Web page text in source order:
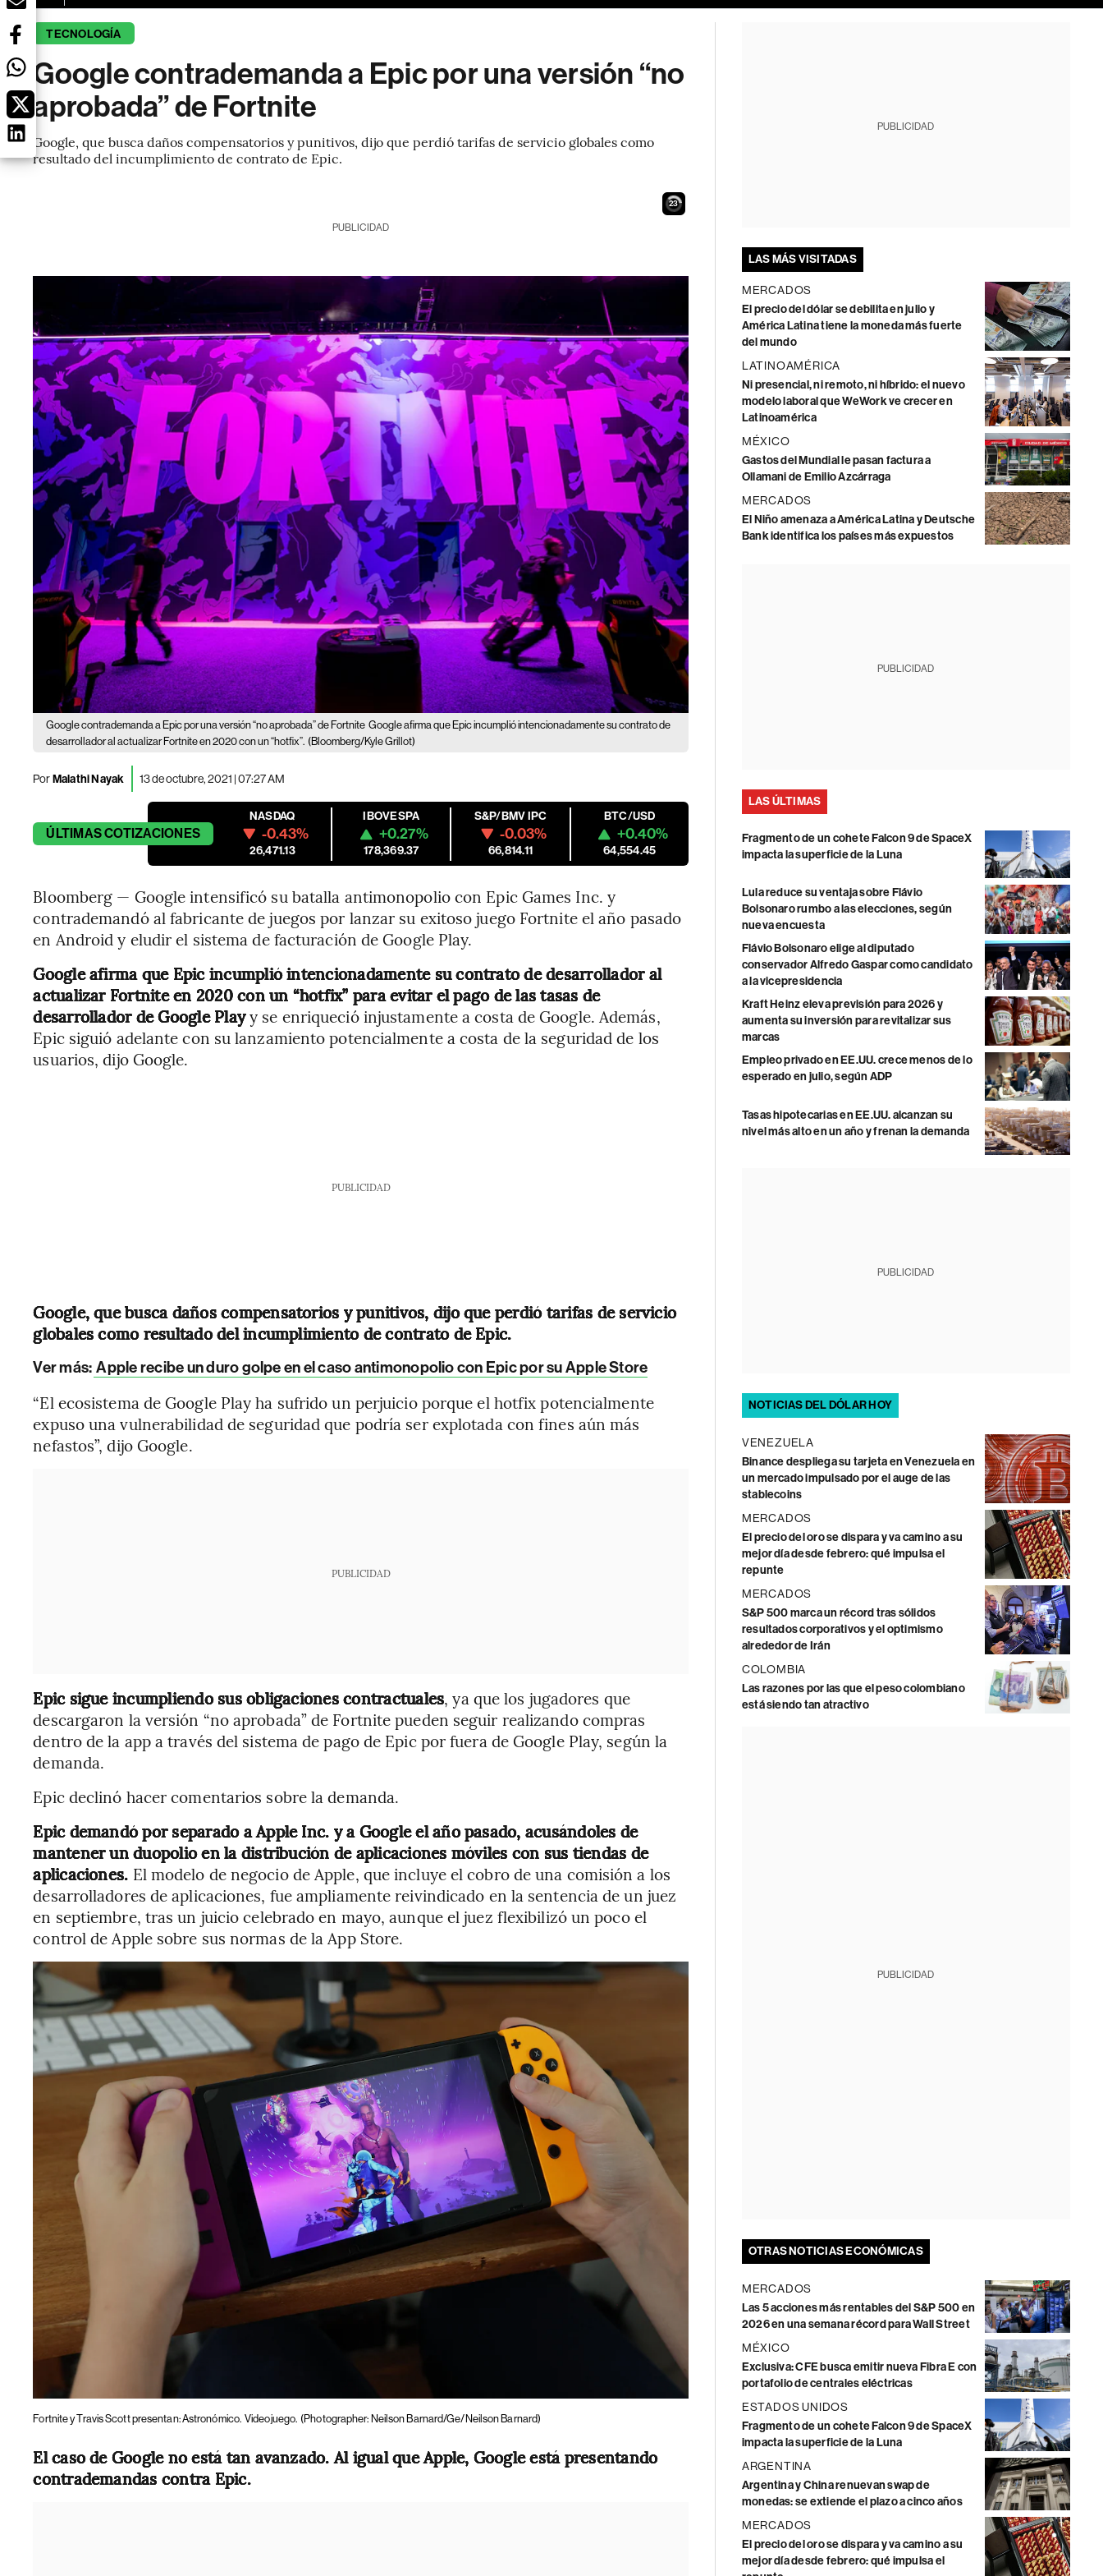
TECNOLOGÍA
Google contrademanda a Epic por una versión “no
aprobada” de Fortnite
Google, que busca daños compensatorios y punitivos, dijo que perdió tarifas de servicio globales como
resultado del incumplimiento de contrato de Epic.
21
PUBLICIDAD
Google contrademanda a Epic por una versión “no aprobada” de Fortnite Google afirma que Epic incumplió intencionadamente su contrato de
desarrollador al actualizar Fortnite en 2020 con un “hotfix”. (Bloomberg/Kyle Grillot)
PorMalathi Nayak 13 de octubre, 2021 | 07:27 AM
ÚLTIMASCOTIZACIONES
NASDAQ
-0.43%
26,471.13
IBOVESPA
+0.27%
178,369.37
S&P/BMV IPC
-0.03%
66,814.11
BTC/USD
+0.40%
64,554.45
Bloomberg — Google intensificó su batalla antimonopolio con Epic Games Inc. y
contrademandó al fabricante de juegos por lanzar su exitoso juego Fortnite el año pasado
en Android y eludir el sistema de facturación de Google Play.
Google afirma que Epic incumplió intencionadamente su contrato de desarrollador al
actualizar Fortnite en 2020 con un “hotfix” para evitar el pago de las tasas de
desarrollador de Google Playy se enriqueció injustamente a costa de Google. Además,
Epic siguió adelante con su lanzamiento potencialmente a costa de la seguridad de los
usuarios, dijo Google.
PUBLICIDAD
Google, que busca daños compensatorios y punitivos, dijo que perdió tarifas de servicio
globales como resultado del incumplimiento de contrato de Epic.
Ver más: Apple recibe un duro golpe en el caso antimonopolio con Epic por su Apple Store
“El ecosistema de Google Play ha sufrido un perjuicio porque el hotfix potencialmente
expuso una vulnerabilidad de seguridad que podría ser explotada con fines aún más
nefastos”, dijo Google.
PUBLICIDAD
Epic sigue incumpliendo sus obligaciones contractuales, ya que los jugadores que
descargaron la versión “no aprobada” de Fortnite pueden seguir realizando compras
dentro de la app a través del sistema de pago de Epic por fuera de Google Play, según la
demanda.
Epic declinó hacer comentarios sobre la demanda.
Epic demandó por separado a Apple Inc. y a Google el año pasado, acusándoles de
mantener un duopolio en la distribución de aplicaciones móviles con sus tiendas de
aplicaciones. El modelo de negocio de Apple, que incluye el cobro de una comisión a los
desarrolladores de aplicaciones, fue ampliamente reivindicado en la sentencia de un juez
en septiembre, tras un juicio celebrado en mayo, aunque el juez flexibilizó un poco el
control de Apple sobre sus normas de la App Store.
Fortnite y Travis Scott presentan: Astronómico. Videojuego. (Photographer: Neilson Barnard/Ge/Neilson Barnard)
El caso de Google no está tan avanzado. Al igual que Apple, Google está presentando
contrademandas contra Epic.
PUBLICIDAD
LAS MÁS VISITADAS
MERCADOS
El precio del dólar se debilita en julio y
América Latina tiene la moneda más fuerte
del mundo
LATINOAMÉRICA
Ni presencial, ni remoto, ni híbrido: el nuevo
modelo laboral que WeWork ve crecer en
Latinoamérica
MÉXICO
Gastos del Mundial le pasan factura a
Ollamani de Emilio Azcárraga
MERCADOS
El Niño amenaza a América Latina y Deutsche
Bank identifica los países más expuestos
PUBLICIDAD
LAS ÚLTIMAS
Fragmento de un cohete Falcon 9 de SpaceX
impacta la superficie de la Luna
Lula reduce su ventaja sobre Flávio
Bolsonaro rumbo a las elecciones, según
nueva encuesta
Flávio Bolsonaro elige al diputado
conservador Alfredo Gaspar como candidato
a la vicepresidencia
Kraft Heinz eleva previsión para 2026 y
aumenta su inversión para revitalizar sus
marcas
Empleo privado en EE.UU. crece menos de lo
esperado en julio, según ADP
Tasas hipotecarias en EE.UU. alcanzan su
nivel más alto en un año y frenan la demanda
PUBLICIDAD
NOTICIAS DEL DÓLAR HOY
VENEZUELA
Binance despliega su tarjeta en Venezuela en
un mercado impulsado por el auge de las
stablecoins
MERCADOS
El precio del oro se dispara y va camino a su
mejor día desde febrero: qué impulsa el
repunte
MERCADOS
S&P 500 marca un récord tras sólidos
resultados corporativos y el optimismo
alrededor de Irán
COLOMBIA
Las razones por las que el peso colombiano
está siendo tan atractivo
PUBLICIDAD
OTRAS NOTICIAS ECONÓMICAS
MERCADOS
Las 5 acciones más rentables del S&P 500 en
2026 en una semana récord para Wall Street
MÉXICO
Exclusiva: CFE busca emitir nueva Fibra E con
portafolio de centrales eléctricas
ESTADOS UNIDOS
Fragmento de un cohete Falcon 9 de SpaceX
impacta la superficie de la Luna
ARGENTINA
Argentina y China renuevan swap de
monedas: se extiende el plazo a cinco años
MERCADOS
El precio del oro se dispara y va camino a su
mejor día desde febrero: qué impulsa el